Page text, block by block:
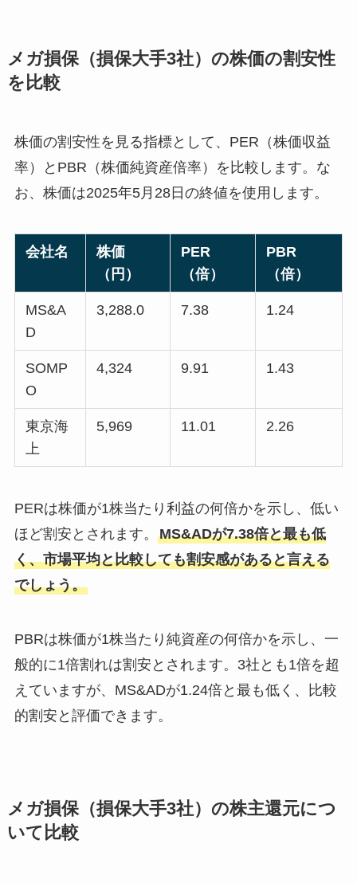
メガ損保（損保大手3社）の株価の割安性
を比較
株価の割安性を見る指標として、PER（株価収益
率）とPBR（株価純資産倍率）を比較します。な
お、株価は2025年5月28日の終値を使用します。
会社名
株価
（円）
PER
（倍）
PBR
（倍）
MS&A
D
3,288.0 7.38 1.24
SOMP
O
4,324 9.91 1.43
東京海
上
5,969 11.01 2.26
PERは株価が1株当たり利益の何倍かを示し、低い
ほど割安とされます。 MS&ADが7.38倍と最も低
く、市場平均と比較しても割安感があると言える
でしょう。
PBRは株価が1株当たり純資産の何倍かを示し、一
般的に1倍割れは割安とされます。3社とも1倍を超
えていますが、MS&ADが1.24倍と最も低く、比較
的割安と評価できます。
メガ損保（損保大手3社）の株主還元につ
いて比較